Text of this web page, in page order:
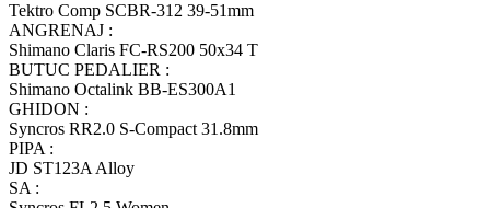
Tektro Comp SCBR-312 39-51mm
ANGRENAJ :
Shimano Claris FC-RS200 50x34 T
BUTUC PEDALIER :
Shimano Octalink BB-ES300A1
GHIDON :
Syncros RR2.0 S-Compact 31.8mm
PIPA :
JD ST123A Alloy
SA :